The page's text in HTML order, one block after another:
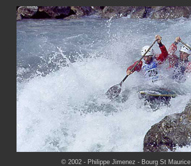
© 2002 - Philippe Jimenez - Bourg St Maurice